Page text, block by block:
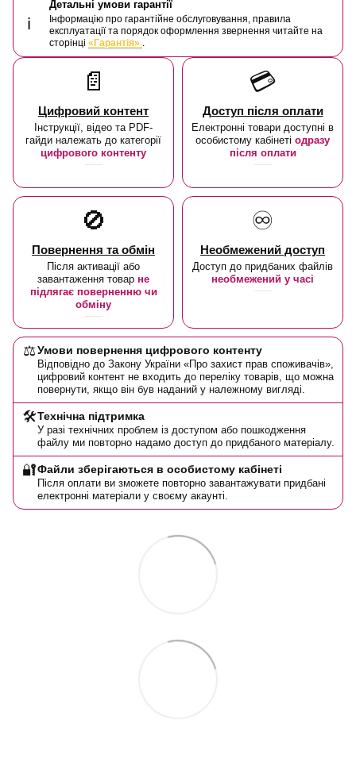
ℹ️
Детальні умови гарантії
Інформацію про гарантійне обслуговування, правила
експлуатації та порядок оформлення звернення читайте на
сторінці «Гарантія» .
📄
Цифровий контент
Інструкції, відео та PDF-
гайди належать до категорії
цифрового контенту
💳
Доступ після оплати
Електронні товари доступні в
особистому кабінеті одразу
після оплати
🚫
Повернення та обмін
Після активації або
завантаження товар не
підлягає поверненню чи
обміну
♾️
Необмежений доступ
Доступ до придбаних файлів
необмежений у часі
⚖️Умови повернення цифрового контенту
Відповідно до Закону України «Про захист прав споживачів»,
цифровий контент не входить до переліку товарів, що можна
повернути, якщо він був наданий у належному вигляді.
🛠️Технічна підтримка
У разі технічних проблем із доступом або пошкодження
файлу ми повторно надамо доступ до придбаного матеріалу.
🔐Файли зберігаються в особистому кабінеті
Після оплати ви зможете повторно завантажувати придбані
електронні матеріали у своєму акаунті.